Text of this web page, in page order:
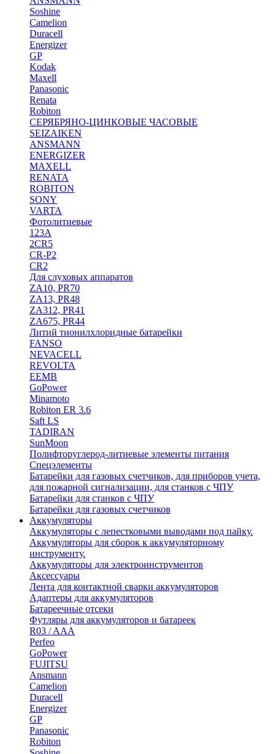
Soshine
Camelion
Duracell
Energizer
GP
Kodak
Maxell
Panasonic
Renata
Robiton
СЕРЯБРЯНО-ЦИНКОВЫЕ ЧАСОВЫЕ
SEIZAIKEN
ANSMANN
ENERGIZER
MAXELL
RENATA
ROBITON
SONY
VARTA
Фотолитиевые
123A
2CR5
CR-P2
CR2
Для слуховых аппаратов
ZA10, PR70
ZA13, PR48
ZA312, PR41
ZA675, PR44
Литий тионилхлоридные батарейки
FANSO
NEVACELL
REVOLTA
EEMB
GoPower
Minamoto
Robiton ER 3.6
Saft LS
TADIRAN
SunMoon
Полифторуглерод-литиевые элементы питания
Спецэлементы
Батарейки для газовых счетчиков, для приборов учета,
для пожарной сигнализации, для станков с ЧПУ
Батарейки для станков с ЧПУ
Батарейки для газовых счетчиков
Аккумуляторы
Аккумуляторы с лепестковыми выводами под пайку.
Аккумуляторы для сборок к аккумуляторному
инструменту.
Аккумуляторы для электроинструментов
Аксессуары
Лента для контактной сварки аккумуляторов
Адаптеры для аккумуляторов
Батареечные отсеки
Футляры для аккумуляторов и батареек
R03 / AAA
Perfeo
GoPower
FUJITSU
Ansmann
Camelion
Duracell
Energizer
GP
Panasonic
Robiton